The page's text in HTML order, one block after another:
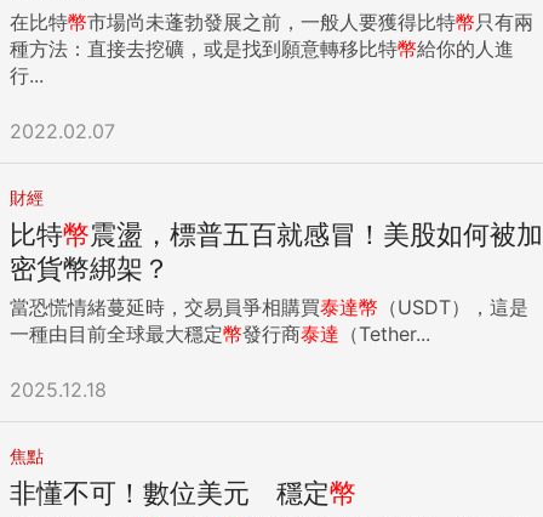
在比特幣市場尚未蓬勃發展之前，一般人要獲得比特幣 只有兩
種方法：直接去挖礦，或是找到願意轉移比特幣給你的人進
行...
2022.02.07
財經
比特幣震盪，標普五百就感冒！美股如何被加
密貨幣綁架？
當恐慌情緒蔓延時，交易員爭相購買泰達幣 （USDT），這是
一種由目前全球最大穩定幣發行商泰達 （Tether...
2025.12.18
焦點
非懂不可！數位美元 穩定幣